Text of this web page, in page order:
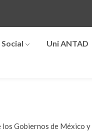
Uni ANTAD
Gobiernos de México